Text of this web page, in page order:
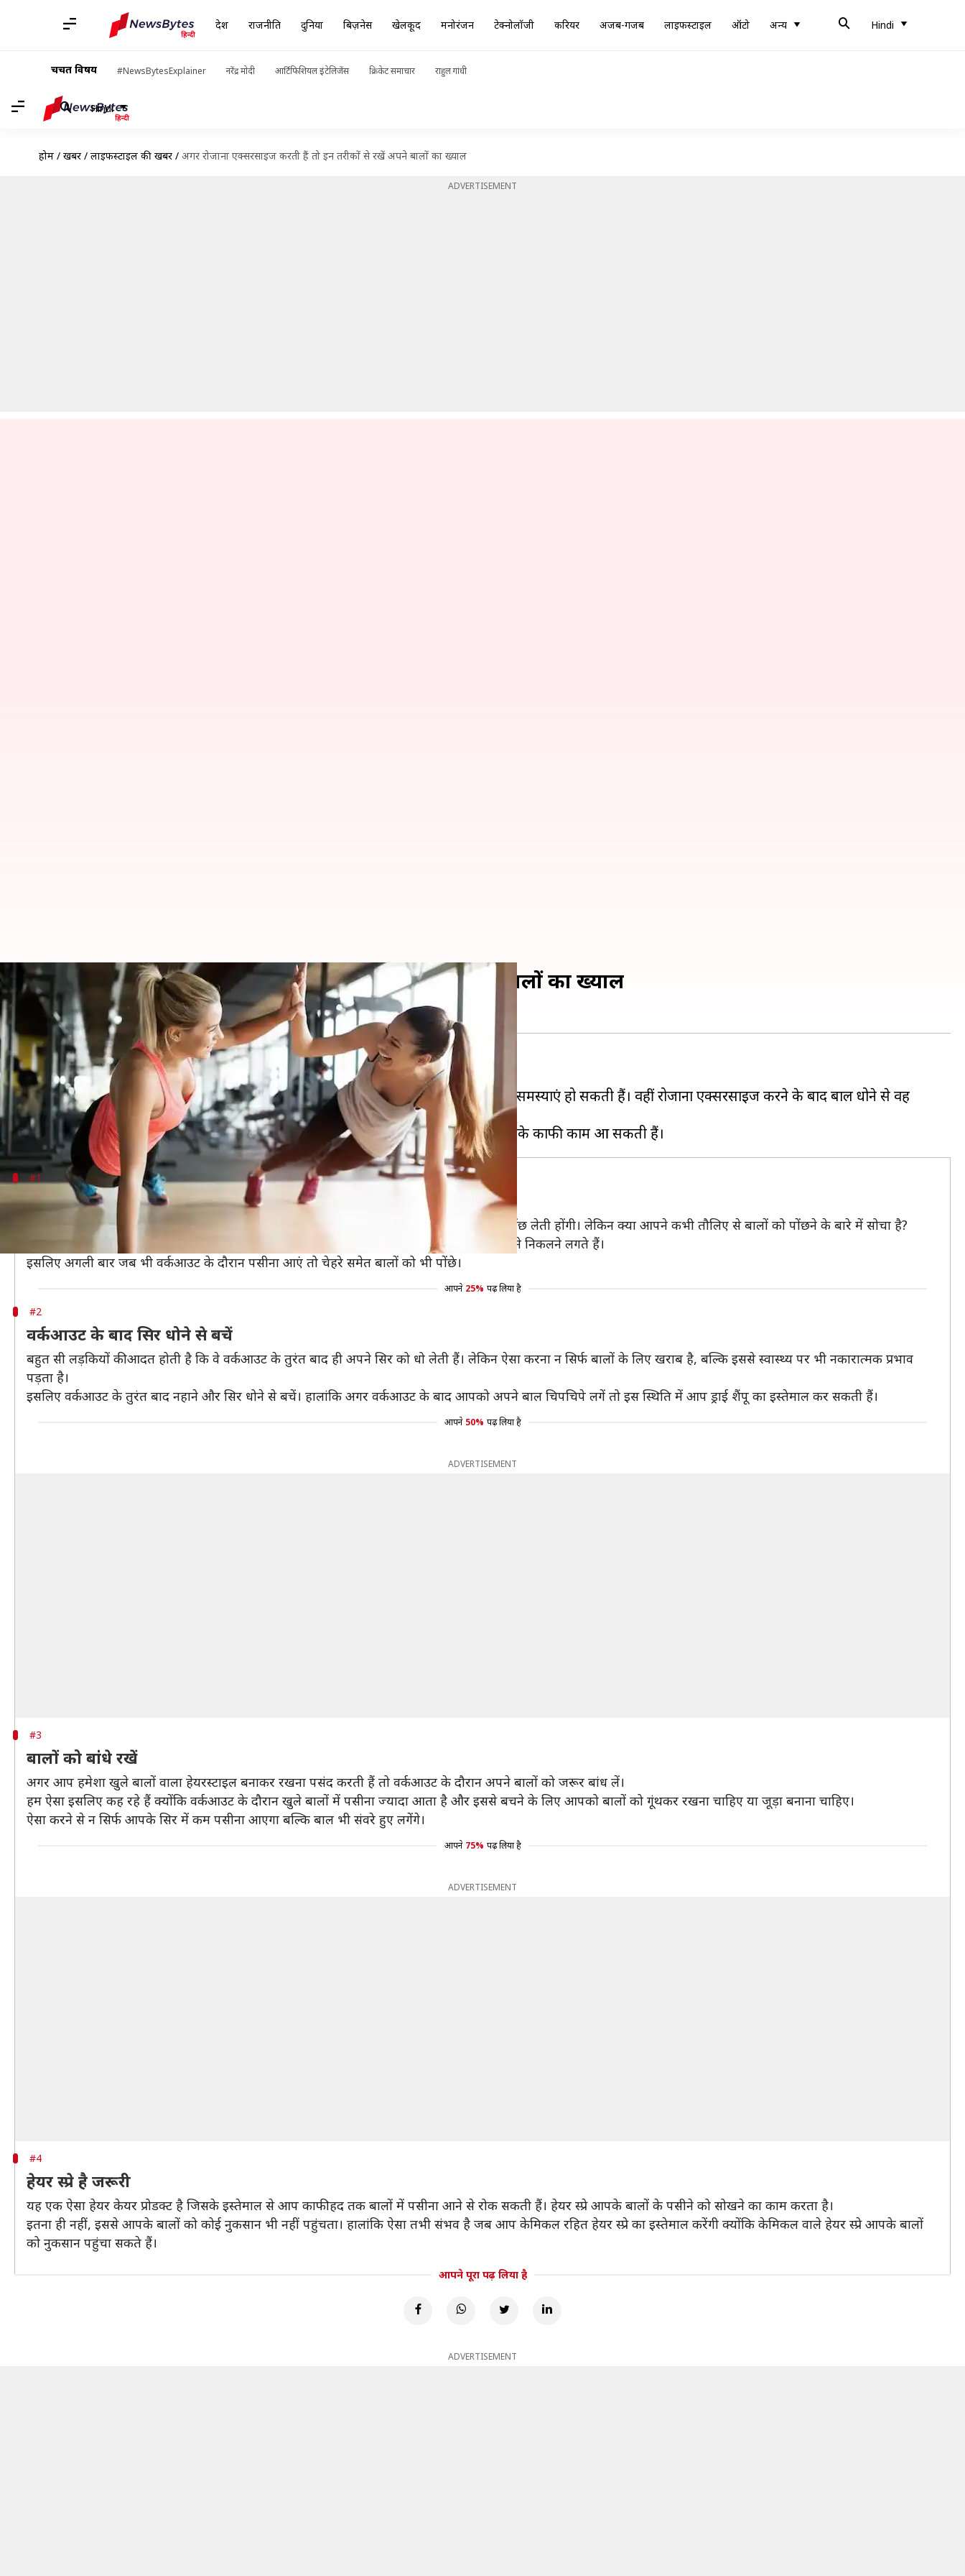
देश राजनीति दुनिया बिज़नेस खेलकूद मनोरंजन टेक्नोलॉजी करियर अजब-गजब लाइफस्टाइल ऑटो अन्य Hindi
चर्चित विषय #NewsBytesExplainer नरेंद्र मोदी आर्टिफिशियल इंटेलिजेंस क्रिकेट समाचार राहुल गांधी
Hindi
होम / खबरें / लाइफस्टाइल की खबरें / अगर रोजाना एक्सरसाइज करती हैं तो इन तरीकों से रखें अपने बालों का ख्याल
ADVERTISEMENT
अगर रोजाना एक्सरसाइज करती हैं तो इन तरीकों से रखें अपने बालों का ख्याल
अंजली Sep 30, 2020 06:00 pm
क्या है खबर?
वर्कआउट के दौरान बालों का ध्यान रखना भी उतना ही जरूरी है जितना कि त्वचाका रखा जाता है।
दरअसल, वर्कआउट के दौरान काफी पसीना आता है जिससे सिर में दाने निकलना, रैशेज होना आदि समस्याएं हो सकती हैं। वहीं रोजाना एक्सरसाइज करने के बाद बाल धोने से वह
कमजोर होने लगते हैं।
#1
करें तौलिए का इस्तेमाल
यकीनन तरह-तरह की एक्सरसाइज करने के बाद जब चेहरे पर पसीना आता होगा तो आप उसे तौलिए से पोंछ लेती होंगी। लेकिन क्या आपने कभी तौलिए से बालों को पोंछने के बारे में सोचा है?
अगर नहीं तो आज से ऐसा करना शुरू कर दें क्योंकि बालों को न पोंछा जाए तो पसीने के कारण सिर में दाने निकलने लगते हैं।
इसलिए अगली बार जब भी वर्कआउट के दौरान पसीना आएं तो चेहरे समेत बालों को भी पोंछे।
आपने 25% पढ़ लिया है
#2
वर्कआउट के बाद सिर धोने से बचें
बहुत सी लड़कियों की आदत होती है कि वे वर्कआउट के तुरंत बाद ही अपने सिर को धो लेती हैं। लेकिन ऐसा करना न सिर्फ बालों के लिए खराब है, बल्कि इससे स्वास्थ्य पर भी नकारात्मक प्रभाव
पड़ता है।
इसलिए वर्कआउट के तुरंत बाद नहाने और सिर धोने से बचें। हालांकि अगर वर्कआउट के बाद आपको अपने बाल चिपचिपे लगें तो इस स्थिति में आप ड्राई शैंपू का इस्तेमाल कर सकती हैं।
आपने 50% पढ़ लिया है
ADVERTISEMENT
#3
बालों को बांधे रखें
अगर आप हमेशा खुले बालों वाला हेयरस्टाइल बनाकर रखना पसंद करती हैं तो वर्कआउट के दौरान अपने बालों को जरूर बांध लें।
हम ऐसा इसलिए कह रहे हैं क्योंकि वर्कआउट के दौरान खुले बालों में पसीना ज्यादा आता है और इससे बचने के लिए आपको बालों को गूंथकर रखना चाहिए या जूड़ा बनाना चाहिए।
ऐसा करने से न सिर्फ आपके सिर में कम पसीना आएगा बल्कि बाल भी संवरे हुए लगेंगे।
आपने 75% पढ़ लिया है
ADVERTISEMENT
#4
हेयर स्प्रे है जरूरी
यह एक ऐसा हेयर केयर प्रोडक्ट है जिसके इस्तेमाल से आप काफी हद तक बालों में पसीना आने से रोक सकती हैं। हेयर स्प्रे आपके बालों के पसीने को सोखने का काम करता है।
इतना ही नहीं, इससे आपके बालों को कोई नुकसान भी नहीं पहुंचता। हालांकि ऐसा तभी संभव है जब आप केमिकल रहित हेयर स्प्रे का इस्तेमाल करेंगी क्योंकि केमिकल वाले हेयर स्प्रे आपके बालों
को नुकसान पहुंचा सकते हैं।
आपने पूरा पढ़ लिया है
ADVERTISEMENT